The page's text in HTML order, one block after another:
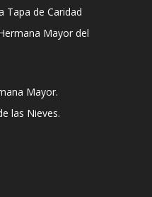
Tapa de Caridad
Mayor del
Mayor.
las Nieves.